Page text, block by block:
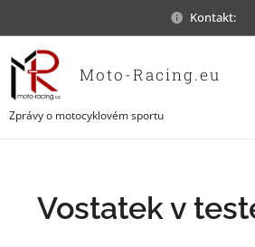
Kontakt:
Moto-Racing.eu
Zprávy o motocyklovém sportu
Vostatek v